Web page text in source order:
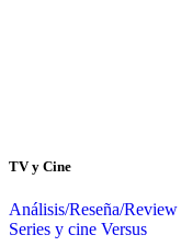
TV y Cine
Análisis/Reseña/Review
Series y cine Versus